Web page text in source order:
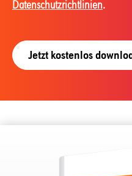
Datenschutzrichtlinien.